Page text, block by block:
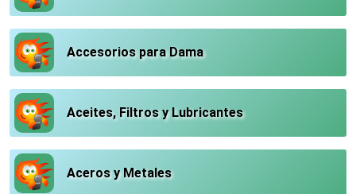
Accesorios para Dama
Aceites, Filtros y Lubricantes
Aceros y Metales